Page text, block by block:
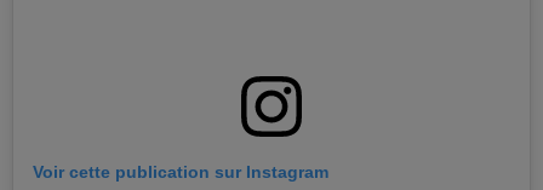
Voir cette publication sur Instagram